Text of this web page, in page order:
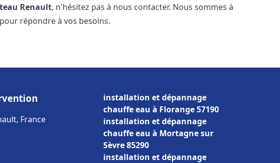
Renault, n'hésitez pas à nous contacter. Nous sommes à
répondre à vos besoins.
France
installation et dépannage
chauffe eau à Florange 57190
installation et dépannage
chauffe eau à Mortagne sur
Sèvre 85290
installation et dépannage